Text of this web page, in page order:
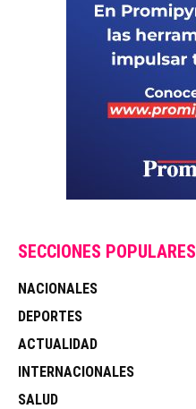
SECCIONES POPULARES
NACIONALES
DEPORTES
ACTUALIDAD
INTERNACIONALES
SALUD